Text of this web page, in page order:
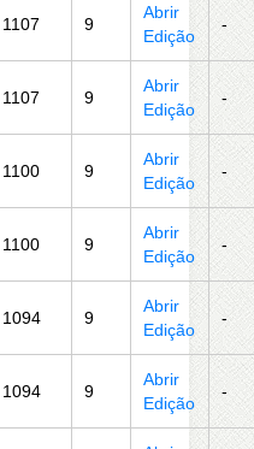
1107 9
Abrir
Edição
-
1107 9
Abrir
Edição
-
1100 9
Abrir
Edição
-
1100 9
Abrir
Edição
-
1094 9
Abrir
Edição
-
1094 9
Abrir
Edição
-